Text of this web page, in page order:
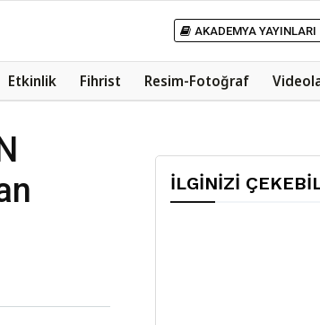
AKADEMYA YAYINLARI
Etkinlik Fihrist Resim-Fotoğraf
İLGİNİZİ